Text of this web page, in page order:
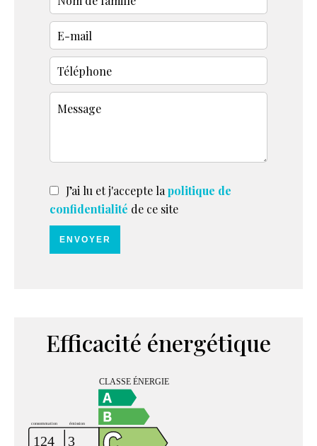
J’ai lu et j'accepte la politique de
confidentialité de ce site
ENVOYER
Efficacité énergétique